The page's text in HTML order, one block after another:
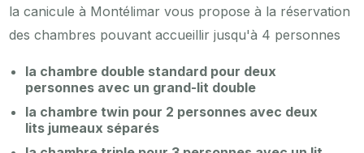
la canicule à Montélimar vous propose à la réservation
des chambres pouvant accueillir jusqu'à 4 personnes
la chambre double standard pour deux
personnes avec un grand-lit double
la chambre twin pour 2 personnes avec deux
lits jumeaux séparés